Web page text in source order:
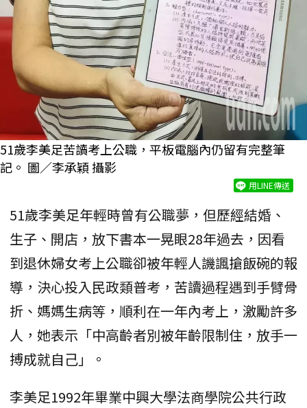
51歲李美足苦讀考上公職，平板電腦內仍留有完整筆
記。 圖／李承穎 攝影
用LINE傳送
51歲李美足年輕時曾有公職夢，但歷經結婚、
生子、開店，放下書本一晃眼28年過去，因看
到退休婦女考上公職卻被年輕人譏諷搶飯碗的報
導，決心投入民政類普考，苦讀過程遇到手臂骨
折、媽媽生病等，順利在一年內考上，激勵許多
人，她表示「中高齡者別被年齡限制住，放手一
搏成就自己」。
李美足1992年畢業中興大學法商學院公共行政